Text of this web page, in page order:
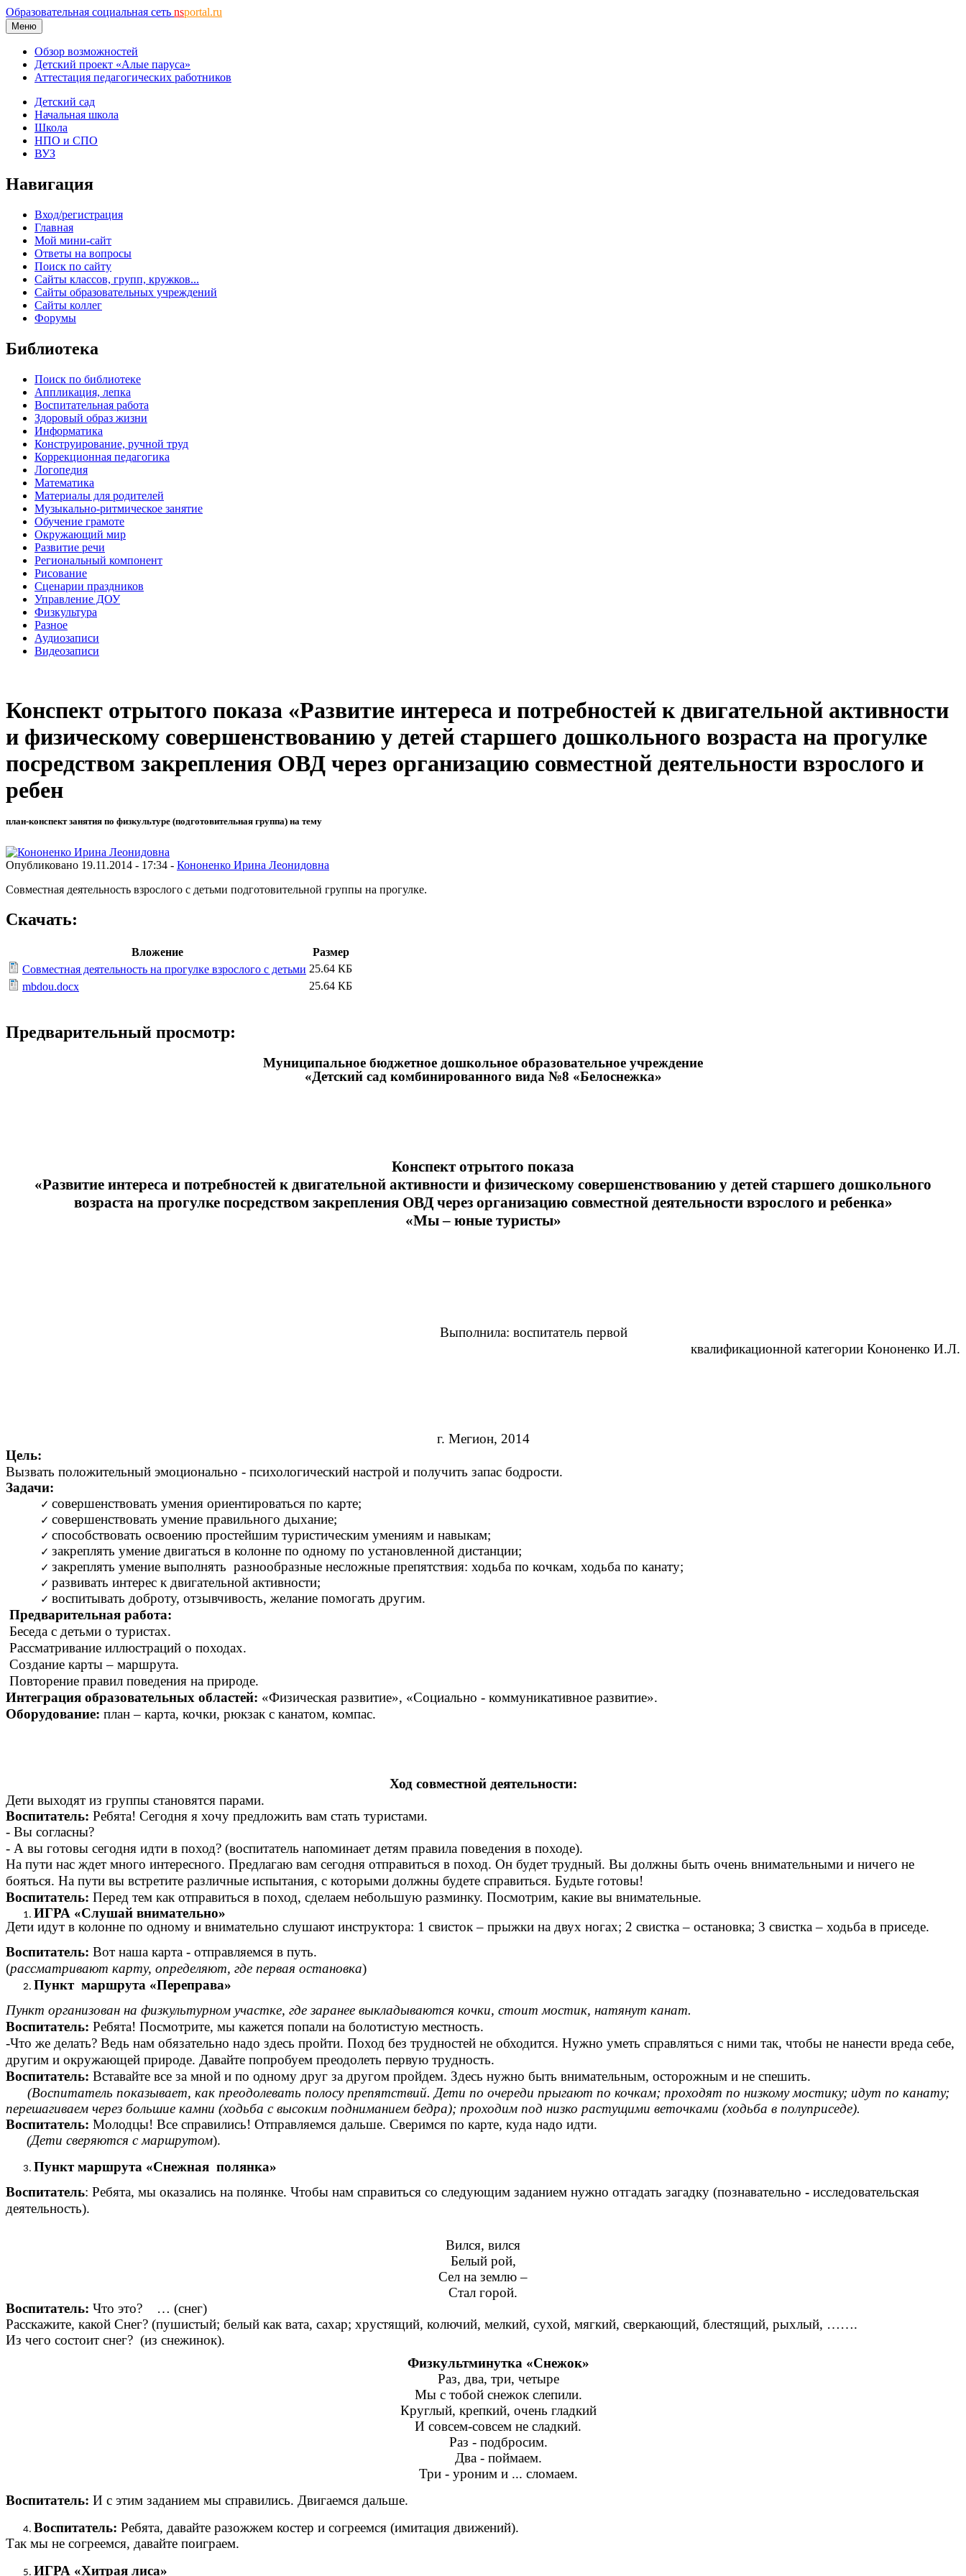
Образовательная социальная сеть nsportal.ru
Меню
Обзор возможностей
Детский проект «Алые паруса»
Аттестация педагогических работников
Детский сад
Начальная школа
Школа
НПО и СПО
ВУЗ
Навигация
Вход/регистрация
Главная
Мой мини-сайт
Ответы на вопросы
Поиск по сайту
Сайты классов, групп, кружков...
Сайты образовательных учреждений
Сайты коллег
Форумы
Библиотека
Поиск по библиотеке
Аппликация, лепка
Воспитательная работа
Здоровый образ жизни
Информатика
Конструирование, ручной труд
Коррекционная педагогика
Логопедия
Математика
Материалы для родителей
Музыкально-ритмическое занятие
Обучение грамоте
Окружающий мир
Развитие речи
Региональный компонент
Рисование
Сценарии праздников
Управление ДОУ
Физкультура
Разное
Аудиозаписи
Видеозаписи
Конспект отрытого показа «Развитие интереса и потребностей к двигательной активности
и физическому совершенствованию у детей старшего дошкольного возраста на прогулке
посредством закрепления ОВД через организацию совместной деятельности взрослого и
ребен
план-конспект занятия по физкультуре (подготовительная группа) на тему
Опубликовано 19.11.2014 - 17:34 - Кононенко Ирина Леонидовна
Совместная деятельность взрослого с детьми подготовительной группы на прогулке.
Скачать:
Вложение
Размер
Совместная деятельность на прогулке взрослого с детьми 25.64 КБ
mbdou.docx
25.64 КБ
Предварительный просмотр:
Муниципальное бюджетное дошкольное образовательное учреждение
«Детский сад комбинированного вида №8 «Белоснежка»
Конспект отрытого показа
«Развитие интереса и потребностей к двигательной активности и физическому совершенствованию у детей старшего дошкольного
возраста на прогулке посредством закрепления ОВД через организацию совместной деятельности взрослого и ребенка»
«Мы – юные туристы»
Выполнила: воспитатель первой
квалификационной категории Кононенко И.Л.
г. Мегион, 2014
Цель:
Вызвать положительный эмоционально - психологический настрой и получить запас бодрости.
Задачи:
совершенствовать умения ориентироваться по карте;
совершенствовать умение правильного дыхание;
способствовать освоению простейшим туристическим умениям и навыкам;
закреплять умение двигаться в колонне по одному по установленной дистанции;
закреплять умение выполнять разнообразные несложные препятствия: ходьба по кочкам, ходьба по канату;
развивать интерес к двигательной активности;
воспитывать доброту, отзывчивость, желание помогать другим.
Предварительная работа:
Беседа с детьми о туристах.
Рассматривание иллюстраций о походах.
Создание карты – маршрута.
Повторение правил поведения на природе.
Интеграция образовательных областей: «Физическая развитие», «Социально - коммуникативное развитие».
Оборудование: план – карта, кочки, рюкзак с канатом, компас.
Ход совместной деятельности:
Дети выходят из группы становятся парами.
Воспитатель: Ребята! Сегодня я хочу предложить вам стать туристами.
- Вы согласны?
- А вы готовы сегодня идти в поход? (воспитатель напоминает детям правила поведения в походе).
На пути нас ждет много интересного. Предлагаю вам сегодня отправиться в поход. Он будет трудный. Вы должны быть очень внимательными и ничего не
бояться. На пути вы встретите различные испытания, с которыми должны будете справиться. Будьте готовы!
Воспитатель: Перед тем как отправиться в поход, сделаем небольшую разминку. Посмотрим, какие вы внимательные.
ИГРА «Слушай внимательно»
Дети идут в колонне по одному и внимательно слушают инструктора: 1 свисток – прыжки на двух ногах; 2 свистка – остановка; 3 свистка – ходьба в приседе.
Воспитатель: Вот наша карта - отправляемся в путь.
(рассматривают карту, определяют, где первая остановка)
Пункт маршрута «Переправа»
Пункт организован на физкультурном участке, где заранее выкладываются кочки, стоит мостик, натянут канат.
Воспитатель: Ребята! Посмотрите, мы кажется попали на болотистую местность.
-Что же делать? Ведь нам обязательно надо здесь пройти. Поход без трудностей не обходится. Нужно уметь справляться с ними так, чтобы не нанести вреда себе,
другим и окружающей природе. Давайте попробуем преодолеть первую трудность.
Воспитатель: Вставайте все за мной и по одному друг за другом пройдем. Здесь нужно быть внимательным, осторожным и не спешить.
(Воспитатель показывает, как преодолевать полосу препятствий. Дети по очереди прыгают по кочкам; проходят по низкому мостику; идут по канату;
перешагиваем через большие камни (ходьба с высоким подниманием бедра); проходим под низко растущими веточками (ходьба в полуприседе).
Воспитатель: Молодцы! Все справились! Отправляемся дальше. Сверимся по карте, куда надо идти.
(Дети сверяются с маршрутом).
Пункт маршрута «Снежная полянка»
Воспитатель: Ребята, мы оказались на полянке. Чтобы нам справиться со следующим заданием нужно отгадать загадку (познавательно - исследовательская
деятельность).
Вился, вился
Белый рой,
Сел на землю –
Стал горой.
Воспитатель: Что это? … (снег)
Расскажите, какой Снег? (пушистый; белый как вата, сахар; хрустящий, колючий, мелкий, сухой, мягкий, сверкающий, блестящий, рыхлый, …….
Из чего состоит снег? (из снежинок).
Физкультминутка «Снежок»
Раз, два, три, четыре
Мы с тобой снежок слепили.
Круглый, крепкий, очень гладкий
И совсем-совсем не сладкий.
Раз - подбросим.
Два - поймаем.
Три - уроним и ... сломаем.
Воспитатель: И с этим заданием мы справились. Двигаемся дальше.
Воспитатель: Ребята, давайте разожжем костер и согреемся (имитация движений).
Так мы не согреемся, давайте поиграем.
ИГРА «Хитрая лиса»